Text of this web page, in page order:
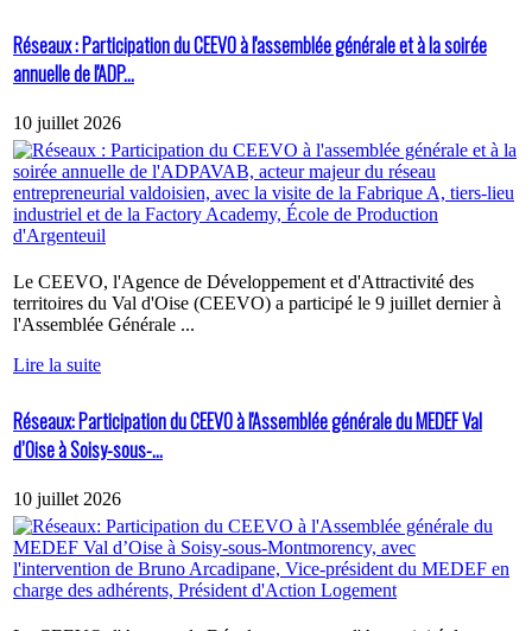
Réseaux : Participation du CEEVO à l'assemblée générale et à la soirée
annuelle de l'ADP...
10 juillet 2026
Le CEEVO, l'Agence de Développement et d'Attractivité des
territoires du Val d'Oise (CEEVO) a participé le 9 juillet dernier à
l'Assemblée Générale ...
Lire la suite
Réseaux: Participation du CEEVO à l'Assemblée générale du MEDEF Val
d’Oise à Soisy-sous-...
10 juillet 2026